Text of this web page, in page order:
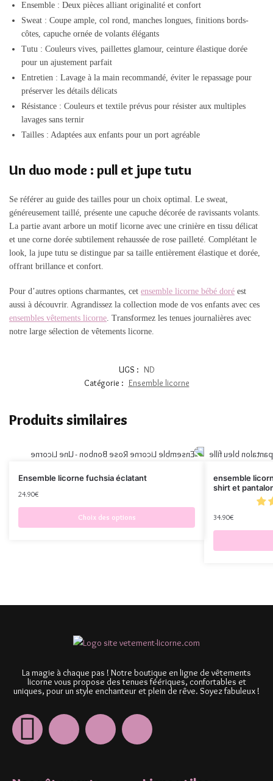
Ensemble : Deux pièces alliant originalité et confort
Sweat : Coupe ample, col rond, manches longues, finitions bords-
côtes, capuche ornée de volants élégants
Tutu : Couleurs vives, paillettes glamour, ceinture élastique dorée
pour un ajustement parfait
Entretien : Lavage à la main recommandé, éviter le repassage pour
préserver les détails délicats
Résistance : Couleurs et textile prévus pour résister aux multiples
lavages sans ternir
Tailles : Adaptées aux enfants pour un port agréable
Un duo mode : pull et jupe tutu
Se référer au guide des tailles pour un choix optimal. Le sweat,
généreusement taillé, présente une capuche décorée de ravissants volants.
La partie avant arbore un motif licorne avec une crinière en tissu délicat
et une corne dorée subtilement rehaussée de rose pailleté. Complétant le
look, la jupe tutu se distingue par sa taille entièrement élastique et dorée,
offrant brillance et confort.
Pour d’autres options charmantes, cet ensemble licorne bébé doré est
aussi à découvrir. Agrandissez la collection mode de vos enfants avec ces
ensembles vêtements licorne. Transformez les tenues journalières avec
notre large sélection de vêtements licorne.
UGS : ND
Catégorie : Ensemble licorne
Produits similaires
Ensemble licorne fuchsia éclatant
24.90€
Choix des options
ensemble
shirt et
34.90€
La magie à chaque pas ! Notre boutique en ligne de vêtements
licorne vous propose des tenues féériques, confortables et
uniques, pour un style enchanteur et plein de rêve. Soyez fabuleux !